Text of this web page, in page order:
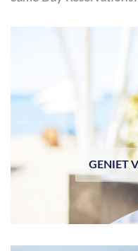
GENIET